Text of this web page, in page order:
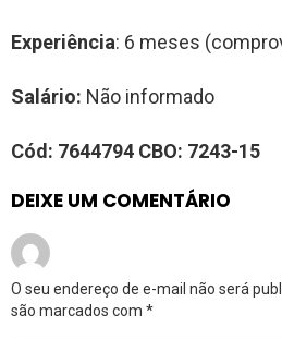
Experiência: 6 meses
Salário: Não informado
Cód: 7644794 CBO: 7243-15
DEIXE UM COMENTÁRIO
O seu endereço de e-mail não será
são marcados com *